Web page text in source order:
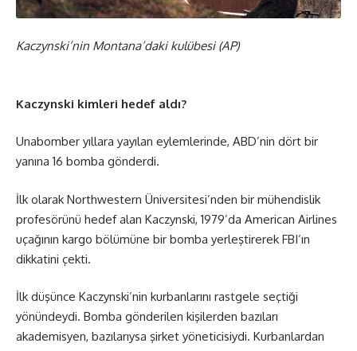
Kaczynski’nin Montana’daki kulübesi (AP)
Kaczynski kimleri hedef aldı?
Unabomber yıllara yayılan eylemlerinde, ABD’nin dört bir
yanına 16 bomba gönderdi.
İlk olarak Northwestern Üniversitesi’nden bir mühendislik
profesörünü hedef alan Kaczynski, 1979’da American Airlines
uçağının kargo bölümüne bir bomba yerleştirerek FBI’ın
dikkatini çekti.
İlk düşünce Kaczynski’nin kurbanlarını rastgele seçtiği
yönündeydi. Bomba gönderilen kişilerden bazıları
akademisyen, bazılarıysa şirket yöneticisiydi. Kurbanlardan